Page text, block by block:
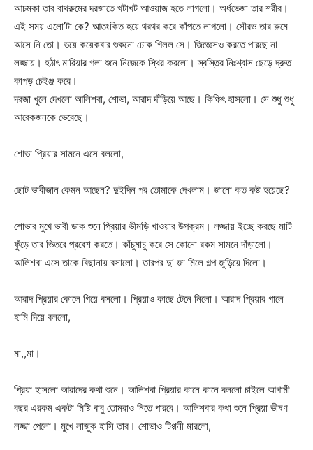
আচমকা তার বাথরুমের দরজাতে খটাখট আওয়াজ হতে লাগলো। অর্ধভেজা তার শরীর।
এই সময় এলো’টা কে? আতংকিত হয়ে থরথর করে কাঁপতে লাগলো। সৌরভ তার রুমে
আসে নি তো। ভয়ে কয়েকবার শুকনো ঢোক গিলল সে। জিজ্ঞেসও করতে পারছে না
লজ্জায়। হঠাৎ মারিয়ার গলা শুনে নিজেকে স্থির করলো। স্বস্তির নিঃশ্বাস ছেড়ে দ্রুত
কাপড় চেইঞ্জ করে।
দরজা খুলে দেখলো আলিশবা, শোভা, আরাদ দাঁড়িয়ে আছে। কিঞ্চিৎ হাসলো। সে শুধু শুধু
আরেকজনকে ভেবেছে।
শোভা প্রিয়ার সামনে এসে বললো,
ছোট ভাবীজান কেমন আছেন? দুইদিন পর তোমাকে দেখলাম। জানো কত কষ্ট হয়েছে?
শোভার মুখে ভাবী ডাক শুনে প্রিয়ার ভীমড়ি খাওয়ার উপক্রম। লজ্জায় ইচ্ছে করছে মাটি
ফুঁড়ে তার ভিতরে প্রবেশ করতে। কাঁচুমাচু করে সে কোনো রকম সামনে দাঁড়ালো।
আলিশবা এসে তাকে বিছানায় বসালো। তারপর দু’ জা মিলে গল্প জুড়িয়ে দিলো।
আরাদ প্রিয়ার কোলে গিয়ে বসলো। প্রিয়াও কাছে টেনে নিলো। আরাদ প্রিয়ার গালে
হামি দিয়ে বললো,
মা,,মা।
প্রিয়া হাসলো আরাদের কথা শুনে। আলিশবা প্রিয়ার কানে কানে বললো চাইলে আগামী
বছর এরকম একটা মিষ্টি বাবু তোমরাও নিতে পারবে। আলিশবার কথা শুনে প্রিয়া ভীষণ
লজ্জা পেলো। মুখে লাজুক হাসি তার। শোভাও টিপ্পনী মারলো,